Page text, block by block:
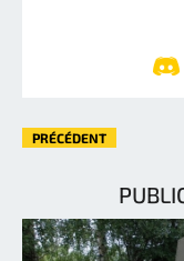
PRÉCÉDENT